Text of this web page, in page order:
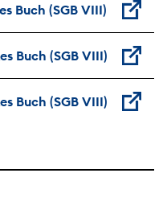
Buch (SGB VIII)
Buch (SGB VIII)
Buch (SGB VIII)